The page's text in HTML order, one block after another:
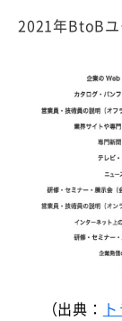
2021年BtoBユ
（出典：